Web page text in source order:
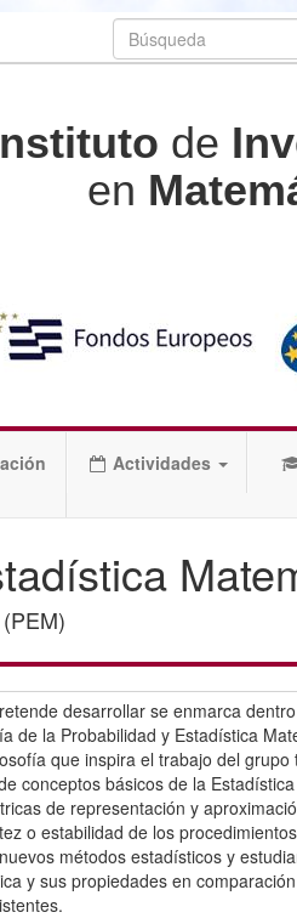
de
en
Actividades
(PEM)
desarrollar se enmarca
de la Probabilidad y Estadística
que inspira el trabajo del grupo
conceptos básicos de la
de representación y
o estabilidad de los
métodos estadísticos y
y sus propiedades en